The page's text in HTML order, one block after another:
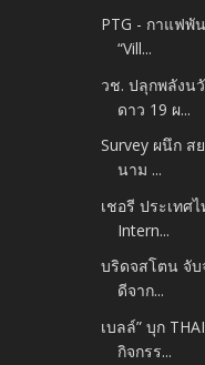
PTG - กาแฟพั
“Vill...
วช. ปลุกพลังน
ดาว 19 ผ...
Survey ผนึก ส
นาม ...
เชอรี ประเทศ
Intern...
บริดจสโตน จับ
ดีจาก...
เบลล์” บุก
กิจกรร...